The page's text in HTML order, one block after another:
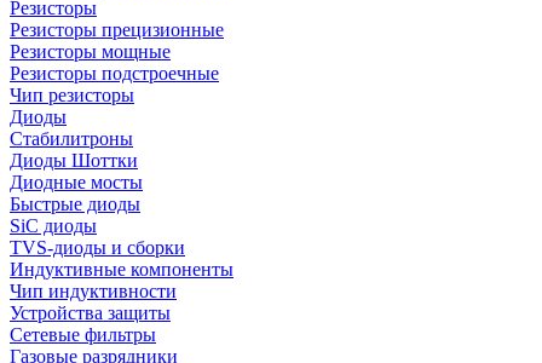
Резисторы
Резисторы прецизионные
Резисторы мощные
Резисторы подстроечные
Чип резисторы
Диоды
Стабилитроны
Диоды Шоттки
Диодные мосты
Быстрые диоды
SiC диоды
TVS-диоды и сборки
Индуктивные компоненты
Чип индуктивности
Устройства защиты
Сетевые фильтры
Газовые разрядники